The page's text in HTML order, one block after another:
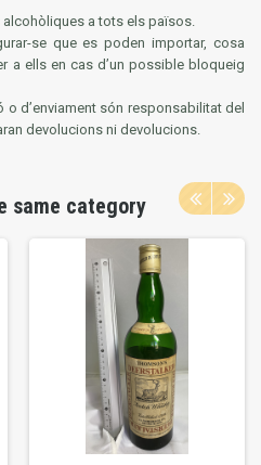
a tots els països.
se que es poden importar, cosa
a ells en cas d’un possible bloqueig
d’enviament són responsabilitat del
devolucions ni devolucions.
same category